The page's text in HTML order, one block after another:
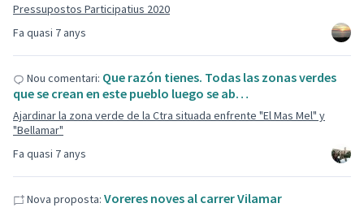
Fa quasi 7 anys
Pressupostos Participatius 2020
Fa quasi 7 anys
Nou comentari: Que razón tienes. Todas las zonas verdes
que se crean en este pueblo luego se ab…
Ajardinar la zona verde de la Ctra situada enfrente "El Mas Mel" y
"Bellamar"
Nova proposta: Voreres noves al carrer Vilamar